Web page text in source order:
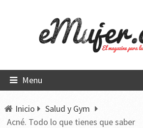
Menu
Inicio
Salud y Gym
Acné. Todo lo que tienes que saber